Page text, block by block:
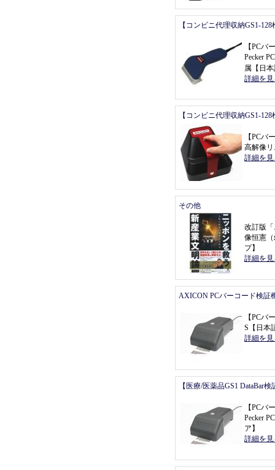
【コンビニ代理収納GS1-
【PCバ
Pecker
属 【 日
詳細を
【コンビニ代理収納GS1-
【PCバ
高解像
詳細を
その他
改訂版 「
像恒憲 （
プ】
詳細を
AXICON PCバーコード検証
【PCバ
S 【 日本
詳細を
【医療/医薬品GS1 DataBar
【PCバ
Pecker
ア 】
詳細を